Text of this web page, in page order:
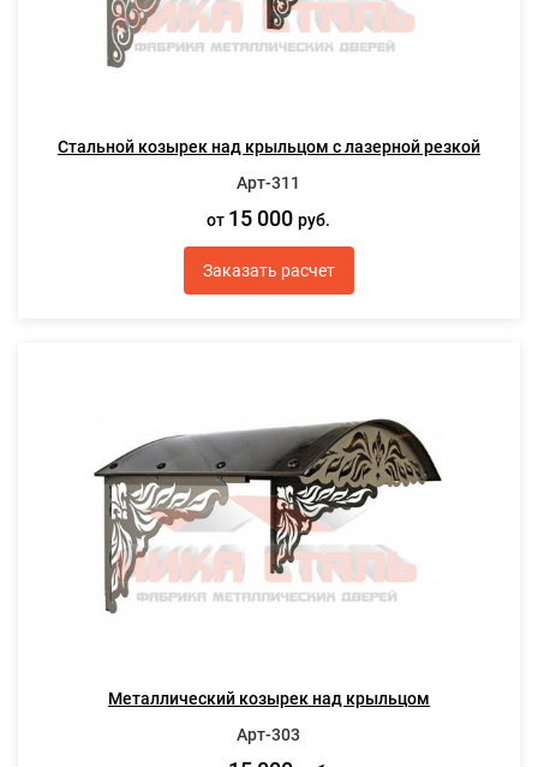
Стальной козырек над крыльцом с лазерной резкой
Арт-311
от 15 000руб.
Заказать расчет
Металлический козырек над крыльцом
Арт-303